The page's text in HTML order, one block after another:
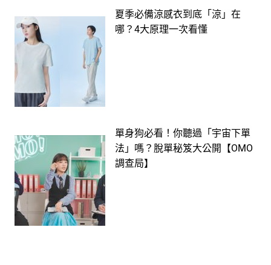
夏季必備涼感衣到底「涼」在
哪？4大原理一次看懂
單身狗必看！你聽過「宇宙下單
法」嗎？脫單秘笈大公開【OMO
調查局】